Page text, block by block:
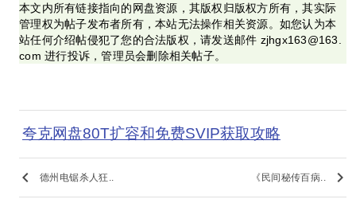
本文内所有链接指向的网盘资源，其版权归版权方所有，其实际
管理权为帖子发布者所有，本站无法操作相关资源。如您认为本
站任何介绍帖侵犯了您的合法版权，请发送邮件 zjhgx163@163.
com 进行投诉，管理员会删除相关帖子。
夸克网盘80T扩容和免费SVIP获取攻略
keyboard_arrow_left 德州电锯杀人狂.. 《民间秘传百病.. keyboard_arrow_right